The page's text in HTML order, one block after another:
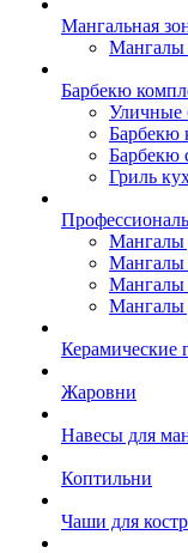
Мангальная
Мангалы
Барбекю
Уличные
Барбекю
Барбекю
Гриль
Мангалы
Мангалы
Мангалы
Мангалы
Керамические
Жаровни
Навесы для
Коптильни
Чаши для